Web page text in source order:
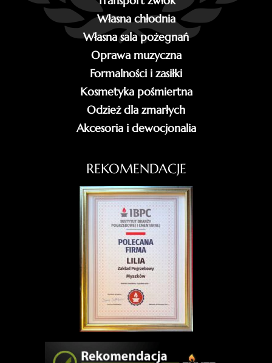
Własna chłodnia
Własna sala pożegnań
Oprawa muzyczna
Formalności i zasiłki
Kosmetyka pośmiertna
Odzież dla zmarłych
Akcesoria i dewocjonalia
REKOMENDACJE